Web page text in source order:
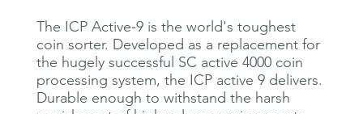
The ICP Active-9 is the world's toughest
coin sorter. Developed as a replacement for
the hugely successful SC active 4000 coin
processing system, the ICP active 9 delivers.
Durable enough to withstand the harsh